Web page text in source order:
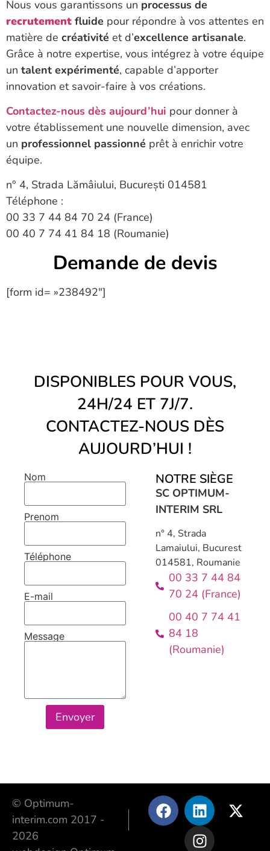
Nous vous garantissons un processus de
recrutement fluide pour répondre à vos attentes en
matière de créativité et d’excellence artisanale.
Grâce à notre expertise, vous intégrez à votre équipe
un talent expérimenté, capable d’apporter
innovation et savoir-faire à vos créations.
Contactez-nous dès aujourd’hui pour donner à
votre établissement une nouvelle dimension, avec
un professionnel passionné prêt à enrichir votre
équipe.
n° 4, Strada Lămâiului, București 014581
Téléphone :
00 33 7 44 84 70 24 (France)
00 40 7 74 41 84 18 (Roumanie)
Demande de devis
[form id= »238492″]
DISPONIBLES POUR VOUS,
24H/24 ET 7J/7.
CONTACTEZ-NOUS DÈS
AUJOURD’HUI !
Nom
Prenom
Téléphone
E-mail
Message
Envoyer
NOTRE SIÈGE
SC OPTIMUM-
INTERIM SRL
n° 4, Strada
Lamaiului, Bucurest
014581, Roumanie
00 33 7 44 84
70 24 (France)
00 40 7 74 41
84 18
(Roumanie)
© Optimum-
interim.com 2017 -
2026